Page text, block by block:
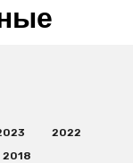
2022
2018